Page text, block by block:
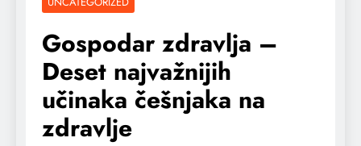
Gospodar zdravlja –
Deset najvažnijih
učinaka češnjaka na
zdravlje